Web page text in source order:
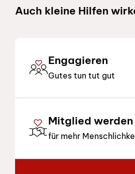
Auch kleine Hilfen
Engagieren
Gutes tun tut gut
Mitglied werden
für mehr